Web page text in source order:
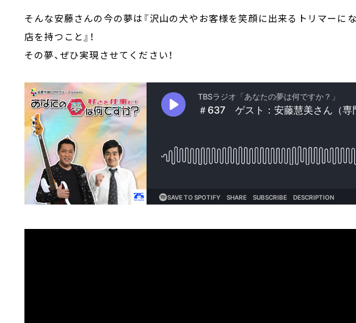
そんな安藤さんの今の夢は『沢山の犬やお客様を笑顔に出来るトリマーに
店を持つこと』！
その夢、ぜひ実現させてください！